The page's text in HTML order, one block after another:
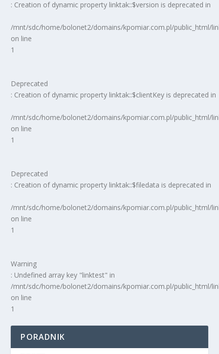
: Creation of dynamic property linktak::$version is deprecated in
/mnt/sdc/home/bolonet2/domains/kpomiar.com.pl/public_html/
on line
1
Deprecated
: Creation of dynamic property linktak::$clientKey is deprecated in
/mnt/sdc/home/bolonet2/domains/kpomiar.com.pl/public_html/
on line
1
Deprecated
: Creation of dynamic property linktak::$filedata is deprecated in
/mnt/sdc/home/bolonet2/domains/kpomiar.com.pl/public_html/
on line
1
Warning
: Undefined array key "linktest" in
/mnt/sdc/home/bolonet2/domains/kpomiar.com.pl/public_html/
on line
1
PORADNIK